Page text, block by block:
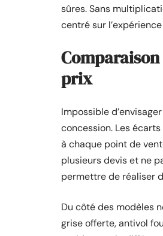
sûres. Sans
centré sur
prix
Impossible
concession. Les
à chaque point de
plusieurs devis et ne
permettre de réaliser
Du côté des modèles
grise offerte, antivol